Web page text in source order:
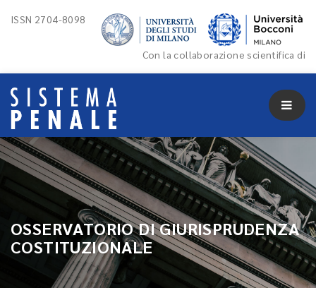
ISSN 2704-8098
Con la collaborazione scientifica di
OSSERVATORIO DI GIURISPRUDENZA
COSTITUZIONALE